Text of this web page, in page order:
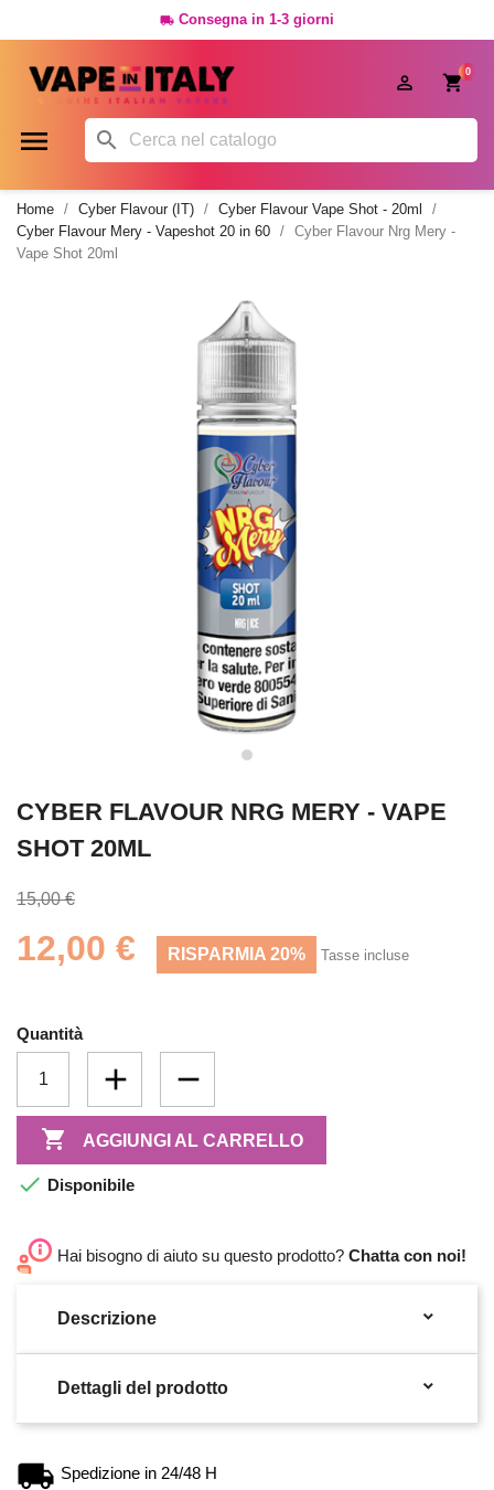
 Consegna in 1-3 giorni
0

 
Home Cyber Flavour (IT)
Cyber Flavour Vape Shot - 20ml
Cyber Flavour Mery - Vapeshot 20 in 60
Cyber Flavour Nrg Mery -
Vape Shot 20ml
CYBER FLAVOUR NRG MERY - VAPE
SHOT 20ML
15,00 €
12,00 € RISPARMIA 20% Tasse incluse
Quantità
 AGGIUNGI AL CARRELLO
 Disponibile
Hai bisogno di aiuto su questo prodotto? Chatta con noi!
Descrizione 
Dettagli del prodotto 
Spedizione in 24/48 H